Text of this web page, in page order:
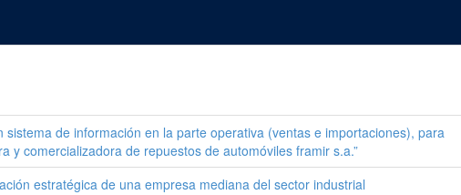
sistema de información en la parte operativa (ventas e importaciones), para
y comercializadora de repuestos de automóviles framir s.a.”
estratégica de una empresa mediana del sector industrial